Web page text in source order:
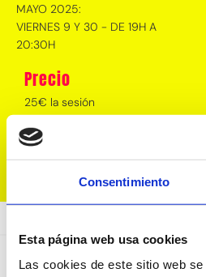
Consentimiento
Esta página web usa cookies
Las cookies de este sitio web
MAYO 2025:
VIERNES 9 Y 30 - DE 19H A
20:30H
Precio
25€ la sesión